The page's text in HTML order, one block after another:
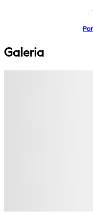
Galeria